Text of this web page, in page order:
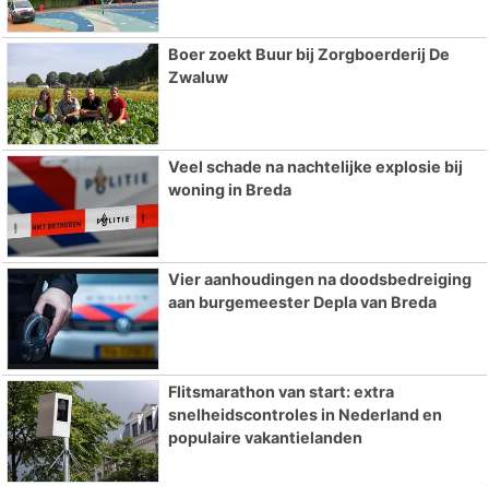
Boer zoekt Buur bij Zorgboerderij De
Zwaluw
Veel schade na nachtelijke explosie bij
woning in Breda
Vier aanhoudingen na doodsbedreiging
aan burgemeester Depla van Breda
Flitsmarathon van start: extra
snelheidscontroles in Nederland en
populaire vakantielanden